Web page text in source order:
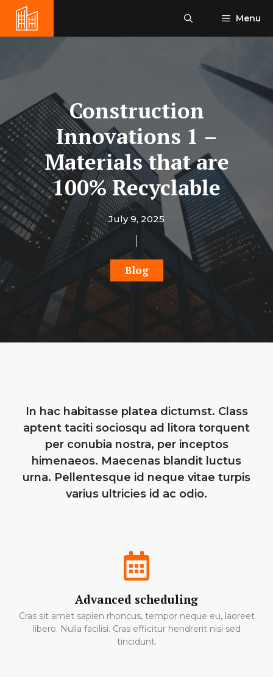
content
Menu
Construction
Innovations 1 –
Materials that are
100% Recyclable
July 9, 2025
Blog
In hac habitasse platea dictumst. Class
aptent taciti sociosqu ad litora torquent
per conubia nostra, per inceptos
himenaeos. Maecenas blandit luctus
urna. Pellentesque id neque vitae turpis
varius ultricies id ac odio.
Advanced scheduling
Cras sit amet sapien rhoncus, tempor neque eu, laoreet
libero. Nulla facilisi. Cras efficitur hendrerit nisi sed
tincidunt.